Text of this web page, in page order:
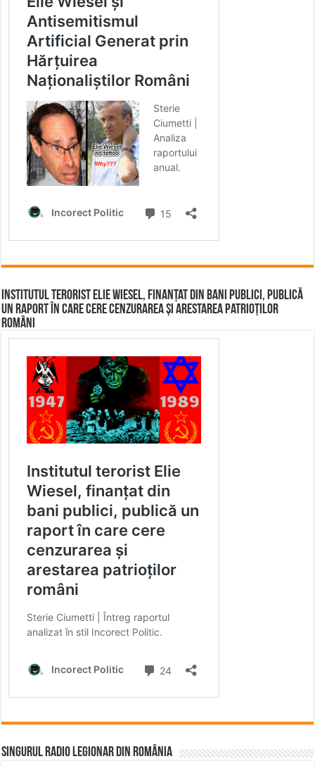
Institutul terorist Elie Wiesel, finanțat din bani publici, publică
un raport în care cere cenzurarea și arestarea patrioților
români
Singurul Radio Legionar din România